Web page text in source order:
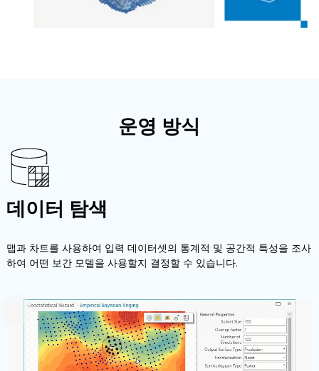
운영 방식
데이터 탐색
맵과 차트를 사용하여 입력 데이터셋의 통계적 및 공간적 특성을 조사
하여 어떤 보간 모델을 사용할지 결정할 수 있습니다.